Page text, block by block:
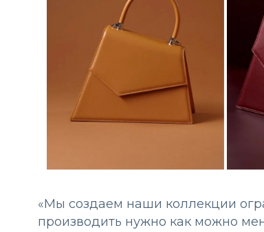
«Мы создаем наши коллекции
производить нужно как можно